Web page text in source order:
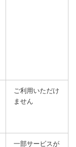
ご利用いただけ
ません
一部サービスが